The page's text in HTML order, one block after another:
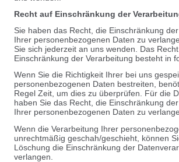
Recht auf Einschränkung der
Sie haben das Recht, die Einschränkung
Ihrer personenbezogenen Daten zu
Sie sich jederzeit an uns wenden. Das
Einschränkung der Verarbeitung besteht in
Wenn Sie die Richtigkeit Ihrer bei uns
personenbezogenen Daten bestreiten,
Regel Zeit, um dies zu überprüfen. Für die
haben Sie das Recht, die Einschränkung
Ihrer personenbezogenen Daten zu
Wenn die Verarbeitung Ihrer
unrechtmäßig geschah/geschieht, können
Löschung die Einschränkung der
verlangen.